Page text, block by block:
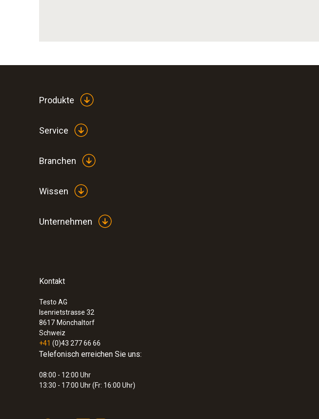
Produkte
Service
Branchen
Wissen
Unternehmen
Kontakt
Testo AG
Isenrietstrasse 32
8617 Mönchaltorf
Schweiz
+41 (0)43 277 66 66
Telefonisch erreichen Sie uns:
08:00 - 12:00 Uhr
13:30 - 17:00 Uhr (Fr: 16:00 Uhr)